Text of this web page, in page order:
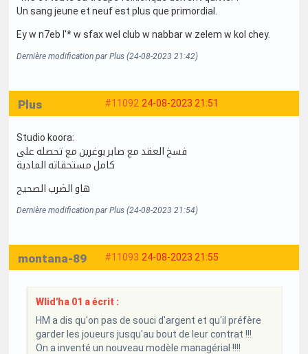
Un sang jeune et neuf est plus que primordial.
Ey w n7eb l'* w sfax wel club w nabbar w zelem w kol chey.
Dernière modification par Plus (24-08-2023 21:42)
#11092 24-08-2023 21:51
Plus
Studio koora:
فسخ العقد مع صابر بوغرين مع تحصله على
كامل مستحقاته المادية
هاو الضرب الصحيح
Dernière modification par Plus (24-08-2023 21:54)
#11093 24-08-2023 21:55
montana-89
Wlid'ha 01 a écrit :
HM a dis qu'on pas de souci d'argent et qu'il préfère
garder les joueurs jusqu'au bout de leur contrat !!!
On a inventé un nouveau modèle managérial !!!!